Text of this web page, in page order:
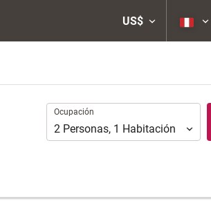
US$
Ocupación
Ocupación
2 Personas, 1 Habitación